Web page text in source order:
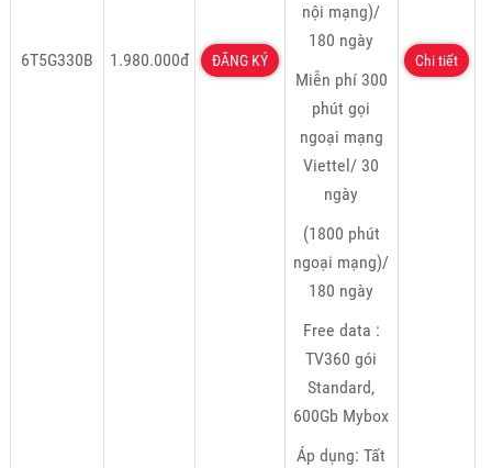
6T5G330B 1.980.000đ ĐĂNG KÝ
nội mạng)/
180 ngày
Miễn phí 300
phút gọi
ngoại mạng
Viettel/ 30
ngày
(1800 phút
ngoại mạng)/
180 ngày
Free data :
TV360 gói
Standard,
600Gb Mybox
Áp dụng: Tất
Chi tiết